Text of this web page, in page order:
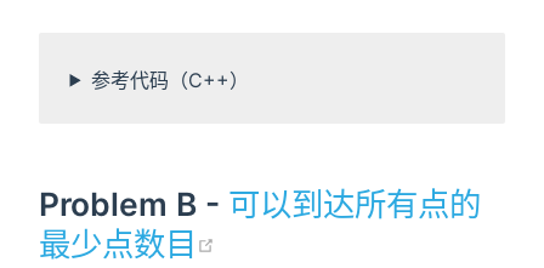
参考代码（C++）
Problem B - 可以到达所有点的
最少点数目